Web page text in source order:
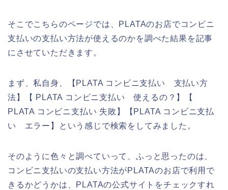
そこでこちらのページでは、PLATAのお店でコンビニ
支払いの支払い方法が使えるのかを調べた結果を記事
にさせていただきます。
まず、私自身、【PLATA コンビニ支払い 支払い方
法】【 PLATA コンビニ支払い 使えるの？】【
PLATA コンビニ支払い 失敗】【PLATA コンビニ支払
い エラー】という感じで検索をしてみました。
そのように色々と調べていって、ふっと思ったのは、
コンビニ支払いの支払い方法がPLATAのお店で利用で
きるかどうかは、PLATAの公式サイトをチェックすれ